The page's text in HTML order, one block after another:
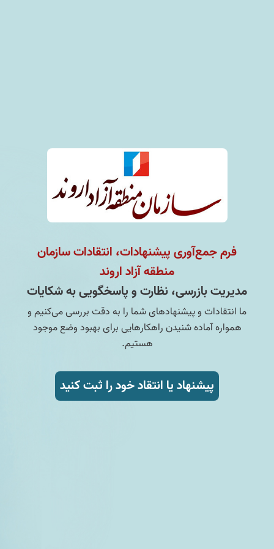
فرم جمع‌آوری پیشنهادات، انتقادات سازمان
منطقه آزاد اروند
مدیریت بازرسی، نظارت و پاسخگویی به شکایات
ما انتقادات و پیشنهادهای شما را به دقت بررسی می‌کنیم و
همواره آماده شنیدن راهکارهایی برای بهبود وضع موجود
هستیم.
پیشنهاد یا انتقاد خود را ثبت کنید